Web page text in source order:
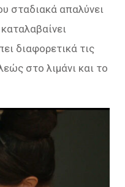
σταδιακά απαλύνει
διαφορετικά τις
στο λιμάνι και το